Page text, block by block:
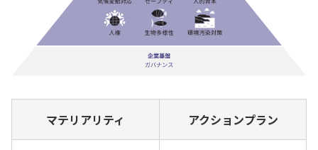
マテリアリティ アクションプラン